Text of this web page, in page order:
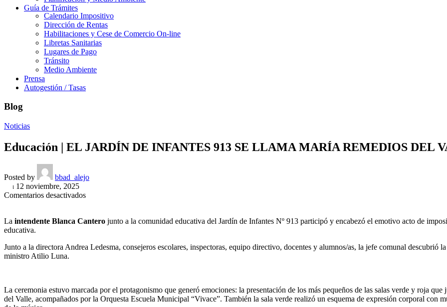
Guía de Trámites
Calendario Impositivo
Dirección de Rentas
Habilitaciones y Cese de Comercio On-line
Libretas Sanitarias
Lugares de Pago
Tránsito
Medio Ambiente
Prensa
Autogestión / Tasas
Blog
Noticias
Educación | EL JARDÍN DE INFANTES 913 SE LLAMA MARÍA REMEDIOS DEL
Posted by
bbad_alejo
On 12 noviembre, 2025
Comentarios desactivadosen
EL
INFANTES
REMEDIOS
DEL
La intendente Blanca Cantero junto a la comunidad educativa del Jardín de Infantes Nº 913 participó y encabezó el emotivo acto de
educativa.
Junto a la directora Andrea Ledesma, consejeros escolares, inspectoras, equipo directivo, docentes y alumnos/as, la jefe comunal descubrió
ministro Atilio Luna.
La ceremonia estuvo marcada por el protagonismo que generó emociones: la presentación de los más pequeños de las salas verde y roja
del Valle, acompañados por la Orquesta Escuela Municipal “Vivace”. También la sala verde realizó un esquema de expresión corporal con